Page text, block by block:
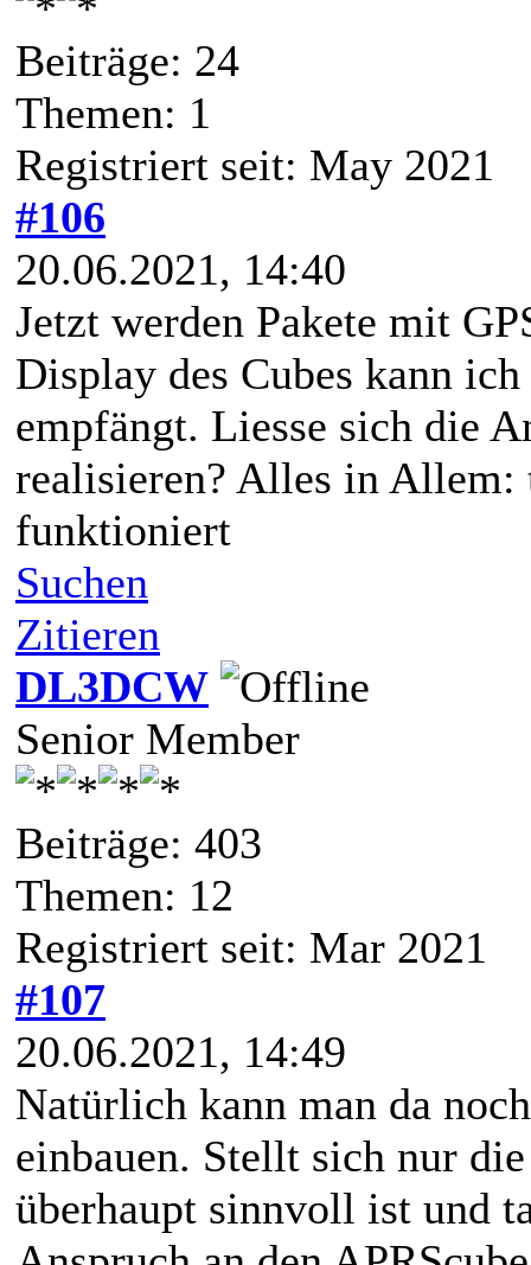
Beiträge: 24
Themen: 1
Registriert seit: May 2021
#106
20.06.2021, 14:40
Jetzt werden Pakete mit
Display des Cubes kann
empfängt. Liesse sich die
realisieren? Alles in Allem:
funktioniert
Suchen
Zitieren
DL3DCW
Senior Member
Beiträge: 403
Themen: 12
Registriert seit: Mar 2021
#107
20.06.2021, 14:49
Natürlich kann man da
einbauen. Stellt sich nur
überhaupt sinnvoll ist und